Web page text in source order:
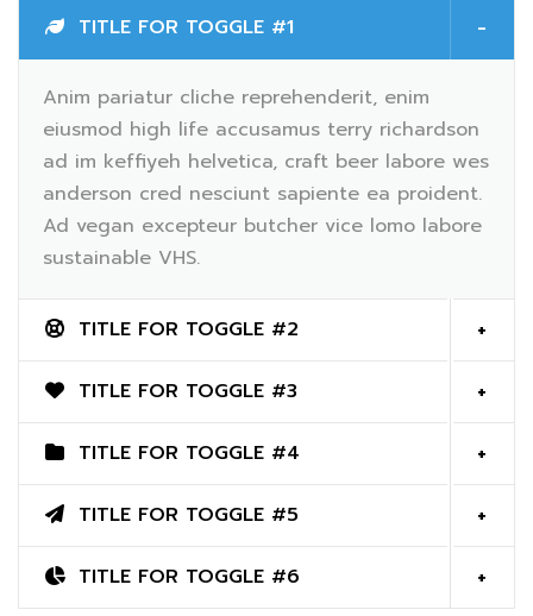
TITLE FOR TOGGLE #1
Anim pariatur cliche reprehenderit, enim
eiusmod high life accusamus terry richardson
ad im keffiyeh helvetica, craft beer labore wes
anderson cred nesciunt sapiente ea proident.
Ad vegan excepteur butcher vice lomo labore
sustainable VHS.
TITLE FOR TOGGLE #2
TITLE FOR TOGGLE #3
TITLE FOR TOGGLE #4
TITLE FOR TOGGLE #5
TITLE FOR TOGGLE #6